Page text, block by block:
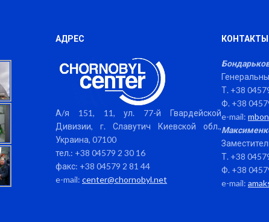
АДРЕС
А/я 151, 11, ул. 77-й Гвардейской
Дивизии, г. Славутич Киевской обл.,
Украина, 07100
тел.: +38 04579 2 30 16
факс: +38 04579 2 81 44
e-mail: center@chornobyl.net
КОНТАКТЫ
Т. +38
Ф. +38
e-mail:
Т. +38
Ф. +38
e-mail: